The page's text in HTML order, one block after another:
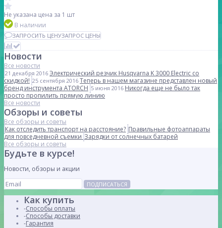
Не указана цена за 1 шт
В наличии
ЗАПРОСИТЬ ЦЕНУЗАПРОС ЦЕНЫ
Новости
Все новости
21 декабря 2016 Электрический резчик Husqvarna K 3000 Electric со
скидкой! 25 сентября 2016 Теперь в нашем магазине представлен новый
бренд инструмента ATORCH 5 июня 2016 Никогда еще не было так
просто пропилить прямую линию
Все новости
Обзоры и советы
Все обзоры и советы
Как отследить транспорт на расстояние? Правильные фотоаппараты
для повседневной съемки Зарядки от солнечных батарей
Все обзоры и советы
Будьте в курсе!
Новости, обзоры и акции
ПОДПИСАТЬСЯ
Как купить
Способы оплаты
Способы доставки
Гарантия